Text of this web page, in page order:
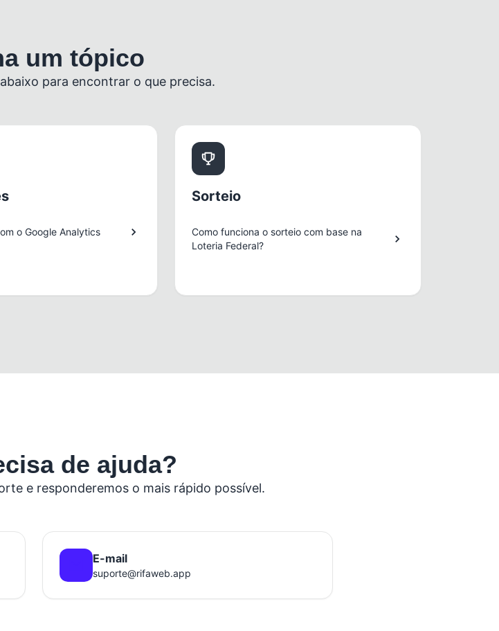
um tópico
para encontrar o que precisa.
o Google Analytics
Sorteio
Como funciona o sorteio com base na
Loteria Federal?
de ajuda?
e responderemos o mais rápido possível.
E-mail
suporte@rifaweb.app